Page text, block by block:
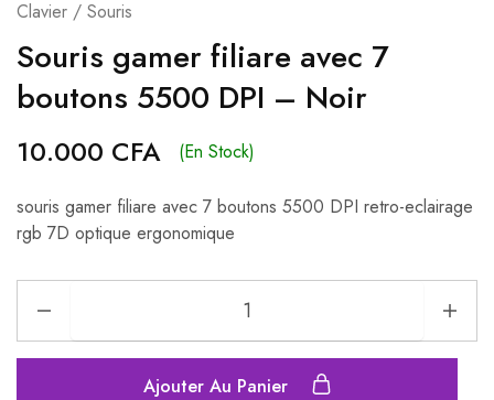
Clavier / Souris
Souris gamer filiare avec 7
boutons 5500 DPI – Noir
10.000 CFA (En Stock)
souris gamer filiare avec 7 boutons 5500 DPI retro-eclairage
rgb 7D optique ergonomique
Ajouter Au Panier